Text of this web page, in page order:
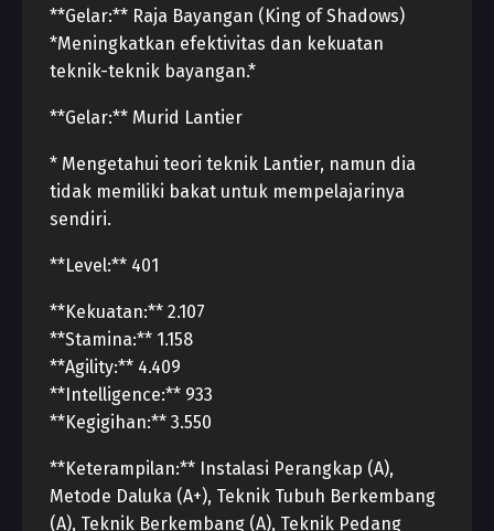
**Gelar:** Raja Bayangan (King of Shadows)
*Meningkatkan efektivitas dan kekuatan
teknik-teknik bayangan.*
**Gelar:** Murid Lantier
* Mengetahui teori teknik Lantier, namun dia
tidak memiliki bakat untuk mempelajarinya
sendiri.
**Level:** 401
**Kekuatan:** 2.107
**Stamina:** 1.158
**Agility:** 4.409
**Intelligence:** 933
**Kegigihan:** 3.550
**Keterampilan:** Instalasi Perangkap (A),
Metode Daluka (A+), Teknik Tubuh Berkembang
(A), Teknik Berkembang (A), Teknik Pedang